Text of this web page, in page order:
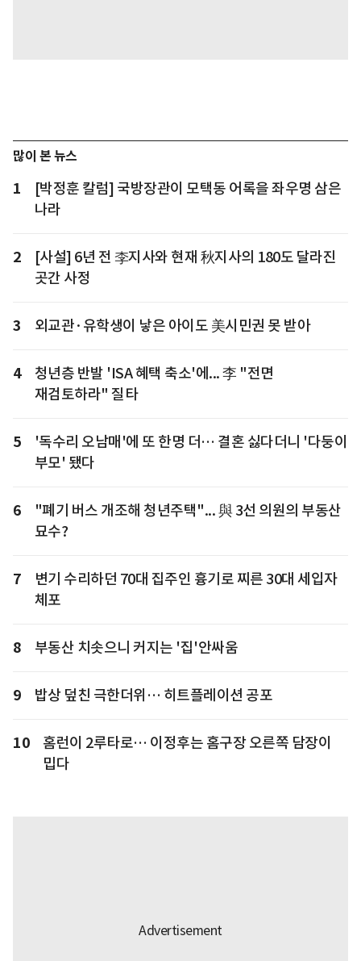
많이 본 뉴스
1
[박정훈 칼럼] 국방장관이 모택동 어록을 좌우명 삼은
나라
2
[사설] 6년 전 李지사와 현재 秋지사의 180도 달라진
곳간 사정
3 외교관·유학생이 낳은 아이도 美시민권 못 받아
4
청년층 반발 'ISA 혜택 축소'에... 李 "전면
재검토하라" 질타
5
'독수리 오남매'에 또 한명 더… 결혼 싫다더니 '다둥이
부모' 됐다
6
"폐기 버스 개조해 청년주택"... 與 3선 의원의 부동산
묘수?
7
변기 수리하던 70대 집주인 흉기로 찌른 30대 세입자
체포
8 부동산 치솟으니 커지는 '집'안싸움
9 밥상 덮친 극한더위… 히트플레이션 공포
10
홈런이 2루타로… 이정후는 홈구장 오른쪽 담장이
밉다